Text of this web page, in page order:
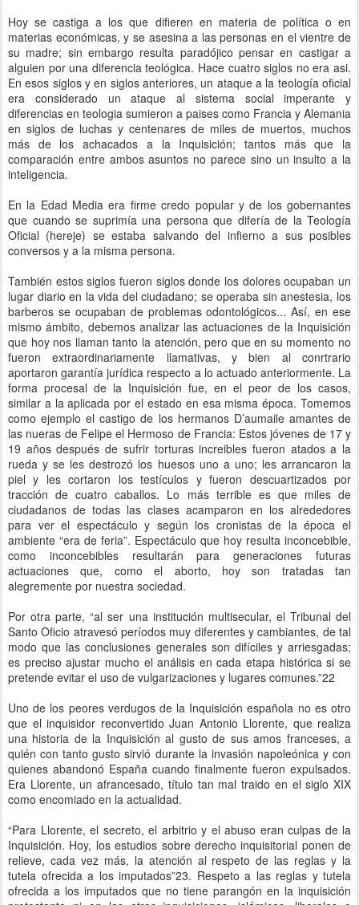
Hoy se castiga a los que difieren en materia de política o en
materias económicas, y se asesina a las personas en el vientre de
su madre; sin embargo resulta paradójico pensar en castigar a
alguien por una diferencia teológica. Hace cuatro siglos no era asi.
En esos siglos y en siglos anteriores, un ataque a la teología oficial
era considerado un ataque al sistema social imperante y
diferencias en teologia sumieron a paises como Francia y Alemania
en siglos de luchas y centenares de miles de muertos, muchos
más de los achacados a la Inquisición; tantos más que la
comparación entre ambos asuntos no parece sino un insulto a la
inteligencia.
En la Edad Media era firme credo popular y de los gobernantes
que cuando se suprimía una persona que difería de la Teología
Oficial (hereje) se estaba salvando del infierno a sus posibles
conversos y a la misma persona.
También estos siglos fueron siglos donde los dolores ocupaban un
lugar diario en la vida del ciudadano; se operaba sin anestesia, los
barberos se ocupaban de problemas odontológicos... Así, en ese
mismo ámbito, debemos analizar las actuaciones de la Inquisición
que hoy nos llaman tanto la atención, pero que en su momento no
fueron extraordinariamente llamativas, y bien al conrtrario
aportaron garantía jurídica respecto a lo actuado anteriormente. La
forma procesal de la Inquisición fue, en el peor de los casos,
similar a la aplicada por el estado en esa misma época. Tomemos
como ejemplo el castigo de los hermanos D’aumaile amantes de
las nueras de Felipe el Hermoso de Francia: Estos jóvenes de 17 y
19 años después de sufrir torturas increibles fueron atados a la
rueda y se les destrozó los huesos uno a uno; les arrancaron la
piel y les cortaron los testículos y fueron descuartizados por
tracción de cuatro caballos. Lo más terrible es que miles de
ciudadanos de todas las clases acamparon en los alrededores
para ver el espectáculo y según los cronistas de la época el
ambiente “era de feria”. Espectáculo que hoy resulta inconcebible,
como inconcebibles resultarán para generaciones futuras
actuaciones que, como el aborto, hoy son tratadas tan
alegremente por nuestra sociedad.
Por otra parte, “al ser una institución multisecular, el Tribunal del
Santo Oficio atravesó períodos muy diferentes y cambiantes, de tal
modo que las conclusiones generales son difíciles y arriesgadas;
es preciso ajustar mucho el análisis en cada etapa histórica si se
pretende evitar el uso de vulgarizaciones y lugares comunes.”22
Uno de los peores verdugos de la Inquisición española no es otro
que el inquisidor reconvertido Juan Antonio Llorente, que realiza
una historia de la Inquisición al gusto de sus amos franceses, a
quién con tanto gusto sirvió durante la invasión napoleónica y con
quienes abandonó España cuando finalmente fueron expulsados.
Era Llorente, un afrancesado, título tan mal traido en el siglo XIX
como encomiado en la actualidad.
“Para Llorente, el secreto, el arbitrio y el abuso eran culpas de la
Inquisición. Hoy, los estudios sobre derecho inquisitorial ponen de
relieve, cada vez más, la atención al respeto de las reglas y la
tutela ofrecida a los imputados”23. Respeto a las reglas y tutela
ofrecida a los imputados que no tiene parangón en la inquisición